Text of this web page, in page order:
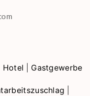
Hotel
Gastgewerbe